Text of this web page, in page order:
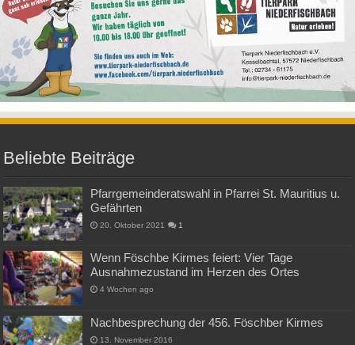
Beliebte Beiträge
Pfarrgemeinderatswahl in Pfarrei St. Mauritius u.
Gefährten
20. Oktober 2021 1
Wenn Föschbe Kirmes feiert: Vier Tage
Ausnahmezustand im Herzen des Ortes
4 Wochen ago
Nachbesprechung der 456. Föschber Kirmes
13. November 2016